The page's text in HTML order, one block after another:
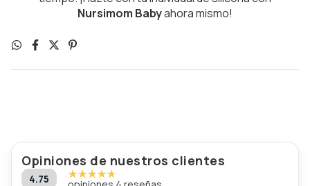
Nursimom Babyahora mismo!
Opiniones de nuestros clientes
4.75